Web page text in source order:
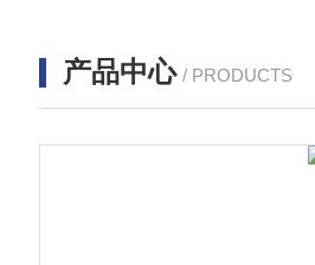
产品中心 / PRODUCTS